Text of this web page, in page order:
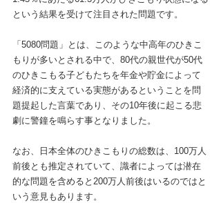
という結果を受けて注目された問題です。
「5080問題」とは、このような中高年のひきこ
もりが多いとされる中で、80代の親世代が50代
のひきこもる子どもたちを年金や貯金によって
経済的に支えている実態があるということを問
題提起した言葉であり、その10年後に起こる悲
劇に警鐘を鳴らす事となりました。
なお、日本全体のひきこもりの総数は、100万人
前後とも推定されていて、識者によっては潜在
的な問題を含めると200万人前後はいるのではと
いう意見もあります。